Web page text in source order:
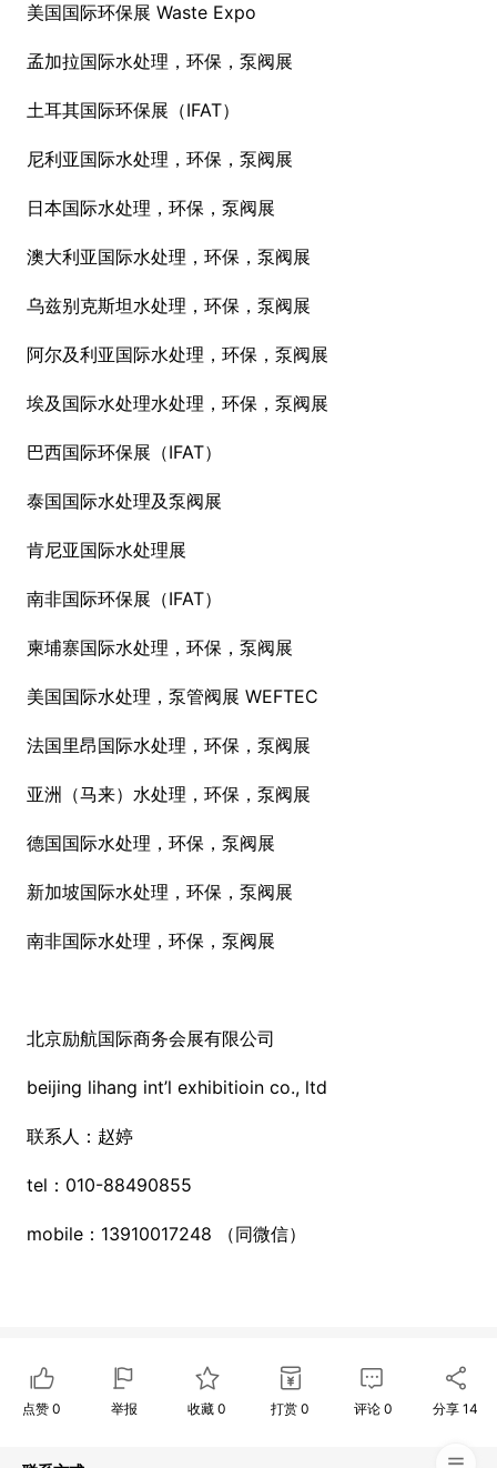
美国国际环保展 Waste Expo
孟加拉国际水处理，环保，泵阀展
土耳其国际环保展（IFAT）
尼利亚国际水处理，环保，泵阀展
日本国际水处理，环保，泵阀展
澳大利亚国际水处理，环保，泵阀展
乌兹别克斯坦水处理，环保，泵阀展
阿尔及利亚国际水处理，环保，泵阀展
埃及国际水处理水处理，环保，泵阀展
巴西国际环保展（IFAT）
泰国国际水处理及泵阀展
肯尼亚国际水处理展
南非国际环保展（IFAT）
柬埔寨国际水处理，环保，泵阀展
美国国际水处理，泵管阀展 WEFTEC
法国里昂国际水处理，环保，泵阀展
亚洲（马来）水处理，环保，泵阀展
德国国际水处理，环保，泵阀展
新加坡国际水处理，环保，泵阀展
南非国际水处理，环保，泵阀展
北京励航国际商务会展有限公司
beijing lihang int’l exhibitioin co., ltd
联系人：赵婷
tel：010-88490855
mobile：13910017248 （同微信）
点赞 0 举报 收藏0 打赏 0 评论 0 分享14